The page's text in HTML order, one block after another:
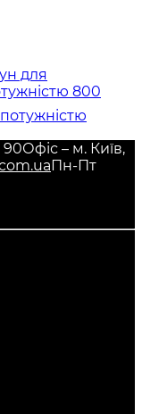
для
800
90Офіс – м. Київ,
Пн-Пт